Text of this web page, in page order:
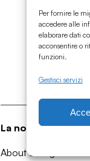
Per fornire le
accedere alle
elaborare dati
acconsentire o
funzioni.
Gestisci servizi
La nostra rete di
About Bologna